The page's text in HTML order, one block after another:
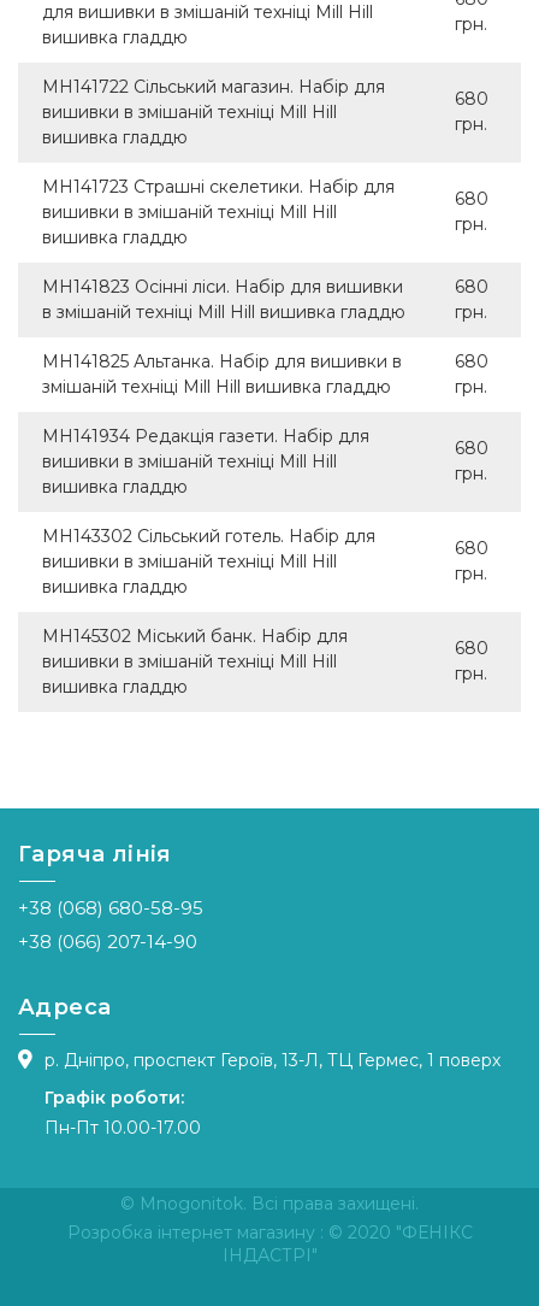
для вишивки в змішаній техніці Mill Hill
вишивка гладдю
грн.
MH141722 Сільський магазин. Набір для
вишивки в змішаній техніці Mill Hill
вишивка гладдю
680
грн.
MH141723 Страшні скелетики. Набір для
вишивки в змішаній техніці Mill Hill
вишивка гладдю
680
грн.
MH141823 Осінні ліси. Набір для вишивки
в змішаній техніці Mill Hill вишивка гладдю
680
грн.
MH141825 Альтанка. Набір для вишивки в
змішаній техніці Mill Hill вишивка гладдю
680
грн.
MH141934 Редакція газети. Набір для
вишивки в змішаній техніці Mill Hill
вишивка гладдю
680
грн.
MH143302 Cільський готель. Набір для
вишивки в змішаній техніці Mill Hill
вишивка гладдю
680
грн.
MH145302 Міський банк. Набір для
вишивки в змішаній техніці Mill Hill
вишивка гладдю
680
грн.
Гаряча лінія
+38 (068) 680-58-95
+38 (066) 207-14-90
Адреса
р. Дніпро, проспект Героїв, 13-Л, ТЦ Гермес, 1 поверх
Графік роботи:
Пн-Пт 10.00-17.00
© Mnogonitok. Всі права захищені.
Розробка інтернет магазину : © 2020 "ФЕНІКС
ІНДАСТРІ"